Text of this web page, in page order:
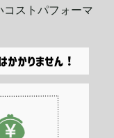
ストパフォーマ